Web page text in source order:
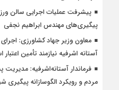
پیشرفت عملیات اجرایی سالن
پیگیری‌های مهندس ابراهیم نجفی
معاون وزیر جهاد کشاورزی:
آستانه اشرفیه نیازمند تأمین
فرماندار آستانه‌اشرفیه: مدیریت
مردم و رویکرد الگوسازانه پیگیری